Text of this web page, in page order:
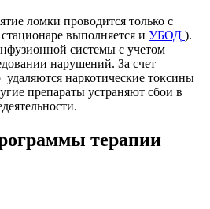
ломки проводится только с
выполняется и УБОД ).
системы с учетом
нарушений. За счет
наркотические токсины
препараты устраняют сбои в
терапии